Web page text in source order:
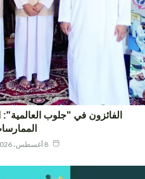
الفائزون في "جلوب العالمية":